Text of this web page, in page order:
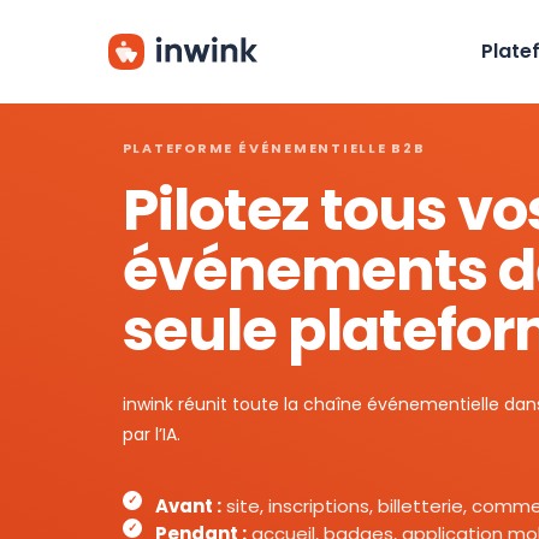
content
PLATEFORME ÉVÉNEMENTIELLE B2B
Pilotez tous
événements
seule
inwink réunit toute la chaîne événementielle
par l’IA.
Avant :site, inscriptions, billetterie,
Pendant :accueil, badges, application